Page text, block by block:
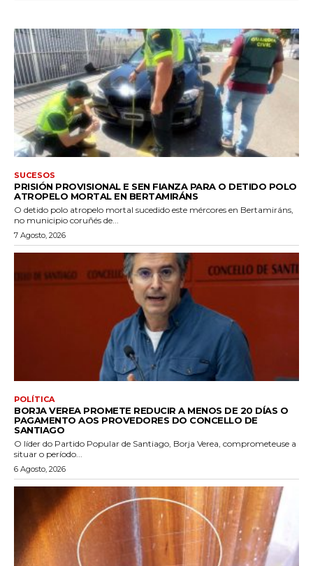
SUCESOS
PRISIÓN PROVISIONAL E SEN FIANZA PARA O DETIDO POLO
ATROPELO MORTAL EN BERTAMIRÁNS
O detido polo atropelo mortal sucedido este mércores en Bertamiráns,
no municipio coruñés de...
7 Agosto, 2026
POLÍTICA
BORJA VEREA PROMETE REDUCIR A MENOS DE 20 DÍAS O
PAGAMENTO AOS PROVEDORES DO CONCELLO DE
SANTIAGO
O líder do Partido Popular de Santiago, Borja Verea, comprometeuse a
situar o período...
6 Agosto, 2026